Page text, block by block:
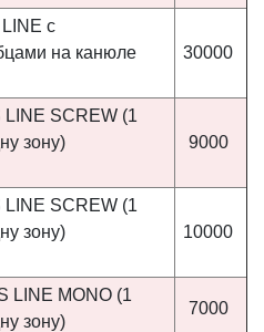
с
на канюле
30000
SCREW (1
зону)
9000
SCREW (1
зону)
10000
LINE MONO (1
зону)
7000